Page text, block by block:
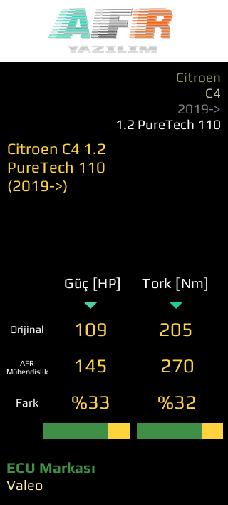
Citroen
C4
2019->
1.2 PureTech 110
Citroen C4 1.2
PureTech 110
(2019->)
Güç [HP] Tork [Nm]
Orijinal 109 205
AFR
Mühendislik
145 270
Fark %33 %32
ECU Markası
Valeo